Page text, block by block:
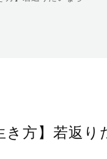
き方】若返り